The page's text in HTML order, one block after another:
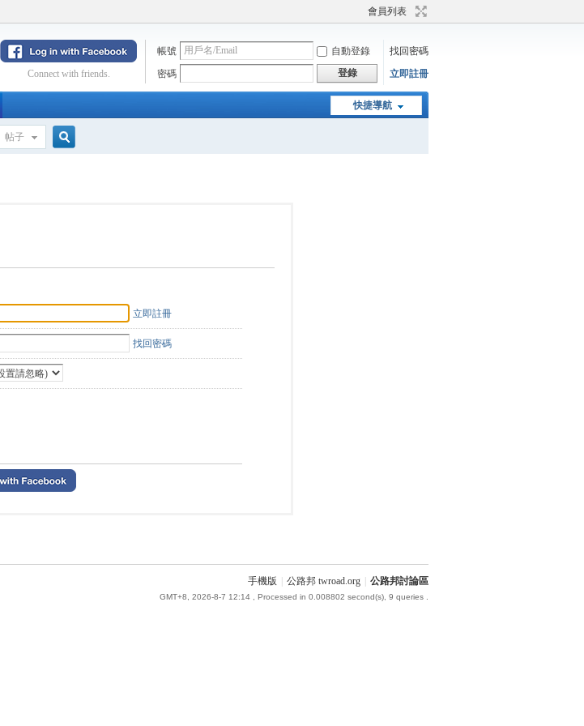
會員列表
帳號 自動登錄
找回密碼
密碼
登錄 立即註冊
Connect with friends.
快捷導航
帖子
立即註冊
找回密碼
手機版 公路邦 twroad.org 公路邦討論區
GMT+8, 2026-8-7 12:14 , Processed in 0.008802 second(s), 9 queries .